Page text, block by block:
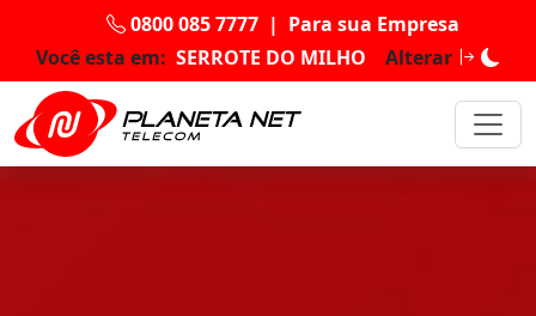
0800 085 7777 | Para sua Empresa
Você esta em: SERROTE DO MILHO Alterar